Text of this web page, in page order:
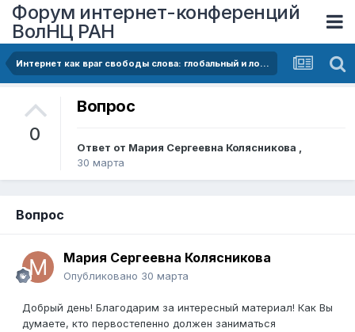
Форум интернет-конференций
ВолНЦ РАН
Интернет как враг свободы слова: глобальный и локальный аспекты проблемы
0
Вопрос
Ответ от Мария Сергеевна Колясникова ,
30 марта
Вопрос
Мария Сергеевна Колясникова
Опубликовано 30 марта
Добрый день! Благодарим за интересный материал! Как Вы
думаете, кто первостепенно должен заниматься